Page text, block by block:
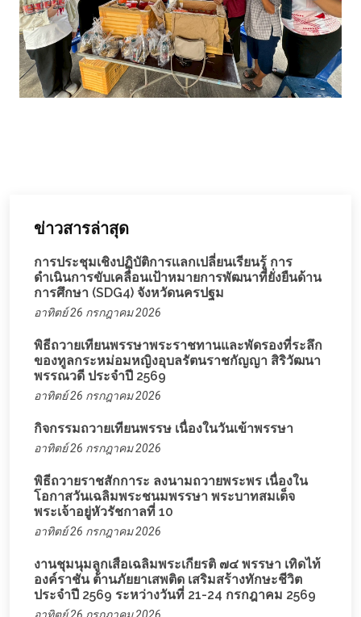
ข่าวสารล่าสุด
การประชุมเชิงปฏิบัติการเเลกเปลี่ยนเรียนรู้ การ
ดำเนินการขับเคลื่อนเป้าหมายการพัฒนาที่ยั่งยืนด้าน
การศึกษา (SDG4) จังหวัดนครปฐม
อาทิตย์ 26 กรกฎาคม 2026
พิธีถวายเทียนพรรษาพระราชทานและพัดรองที่ระลึก
ของทูลกระหม่อมหญิงอุบลรัตนราชกัญญา สิริวัฒนา
พรรณวดี ประจำปี 2569
อาทิตย์ 26 กรกฎาคม 2026
กิจกรรมถวายเทียนพรรษ เนื่องในวันเข้าพรรษา
อาทิตย์ 26 กรกฎาคม 2026
พิธีถวายราชสักการะ ลงนามถวายพระพร เนื่องใน
โอกาสวันเฉลิมพระชนมพรรษา พระบาทสมเด็จ
พระเจ้าอยู่หัวรัชกาลที่ 10
อาทิตย์ 26 กรกฎาคม 2026
งานชุมนุมลูกเสือเฉลิมพระเกียรติ ๗๔ พรรษา เทิดไท้
องค์ราชัน ต้านภัยยาเสพติด เสริมสร้างทักษะชีวิต
ประจำปี 2569 ระหว่างวันที่ 21-24 กรกฎาคม 2569